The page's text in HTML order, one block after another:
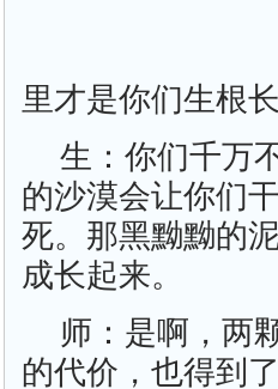
里才是你们生根
生：你们千万
的沙漠会让你们
死。那黑黝黝的
成长起来。
师：是啊，两
的代价，也得到